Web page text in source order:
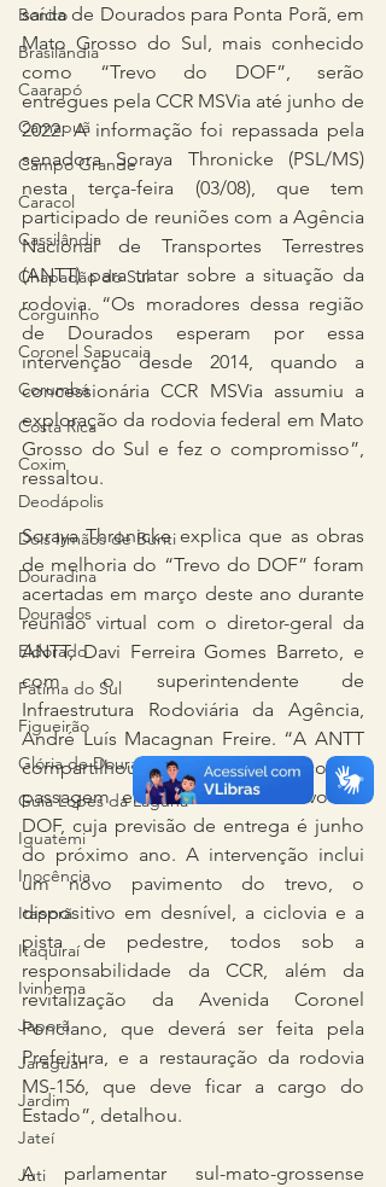
Bonito
Brasilândia
Caarapó
Camapuã
Campo Grande
Caracol
Cassilândia
Chapadão do Sul
Corguinho
Coronel Sapucaia
Corumbá
Costa Rica
Coxim
Deodápolis
Dois Irmãos de Buriti
Douradina
Dourados
Eldorado
Fátima do Sul
Figueirão
Glória de Dourados
Guia Lopes da Laguna
Iguatemi
Inocência
Itaporã
Itaquiraí
Ivinhema
Japorã
Jaraguari
Jardim
Jateí
Juti
saída de Dourados para Ponta Porã, em
Mato Grosso do Sul, mais conhecido
como “Trevo do DOF”, serão
entregues pela CCR MSVia até junho de
2022. A informação foi repassada pela
senadora Soraya Thronicke (PSL/MS)
nesta terça-feira (03/08), que tem
participado de reuniões com a Agência
Nacional de Transportes Terrestres
(ANTT) para tratar sobre a situação da
rodovia. “Os moradores dessa região
de Dourados esperam por essa
intervenção desde 2014, quando a
concessionária CCR MSVia assumiu a
exploração da rodovia federal em Mato
Grosso do Sul e fez o compromisso”,
ressaltou.
Soraya Thronicke explica que as obras
de melhoria do “Trevo do DOF” foram
acertadas em março deste ano durante
reunião virtual com o diretor-geral da
ANTT, Davi Ferreira Gomes Barreto, e
com o superintendente de
Infraestrutura Rodoviária da Agência,
André Luís Macagnan Freire. “A ANTT
compartilhou comigo o esboço de
passagem em desnível do Trevo do
DOF, cuja previsão de entrega é junho
do próximo ano. A intervenção inclui
um novo pavimento do trevo, o
dispositivo em desnível, a ciclovia e a
pista de pedestre, todos sob a
responsabilidade da CCR, além da
revitalização da Avenida Coronel
Ponciano, que deverá ser feita pela
Prefeitura, e a restauração da rodovia
MS-156, que deve ficar a cargo do
Estado”, detalhou.
A parlamentar sul-mato-grossense